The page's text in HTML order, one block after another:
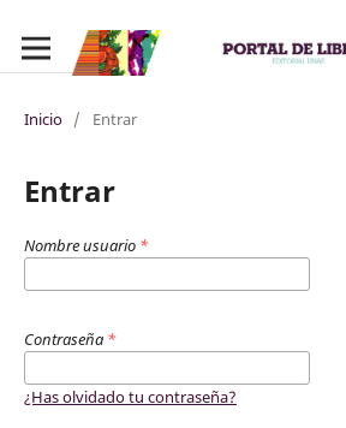
Inicio / Entrar
Entrar
Nombre usuario *
Contraseña *
¿Has olvidado tu contraseña?